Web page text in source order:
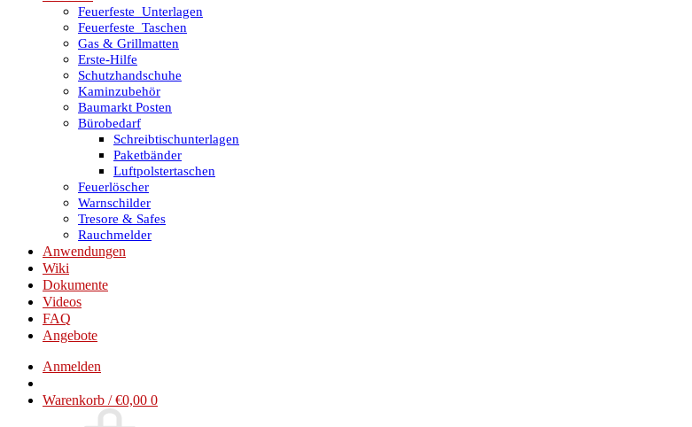
Feuerfeste_Unterlagen
Feuerfeste_Taschen
Gas & Grillmatten
Erste-Hilfe
Schutzhandschuhe
Kaminzubehör
Baumarkt Posten
Bürobedarf
Schreibtischunterlagen
Paketbänder
Luftpolstertaschen
Feuerlöscher
Warnschilder
Tresore & Safes
Rauchmelder
Anwendungen
Wiki
Dokumente
Videos
FAQ
Angebote
Anmelden
Warenkorb /€0,00 0